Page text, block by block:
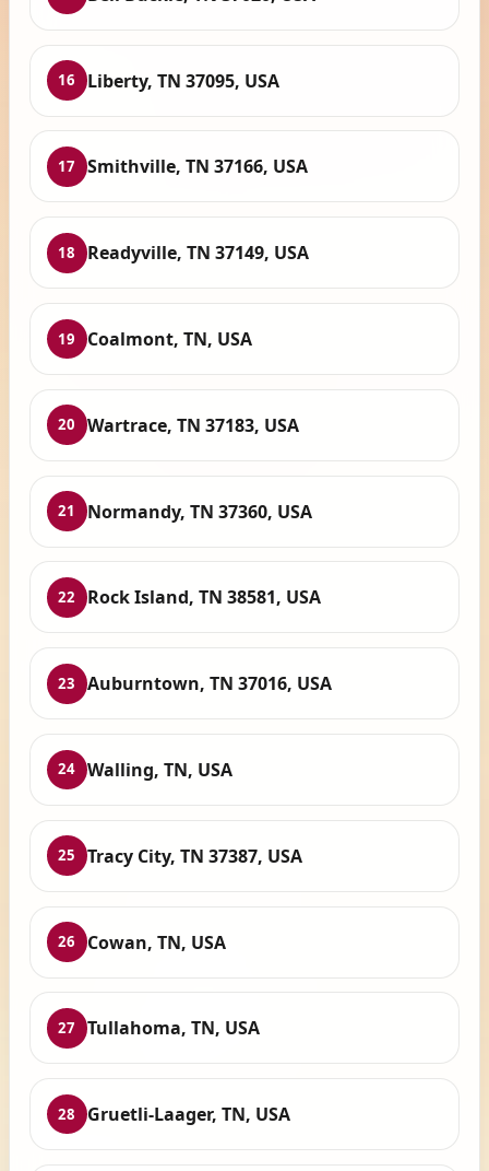
16 Liberty, TN 37095, USA
17 Smithville, TN 37166, USA
18 Readyville, TN 37149, USA
19 Coalmont, TN, USA
20 Wartrace, TN 37183, USA
21 Normandy, TN 37360, USA
22 Rock Island, TN 38581, USA
23 Auburntown, TN 37016, USA
24 Walling, TN, USA
25 Tracy City, TN 37387, USA
26 Cowan, TN, USA
27 Tullahoma, TN, USA
28 Gruetli-Laager, TN, USA